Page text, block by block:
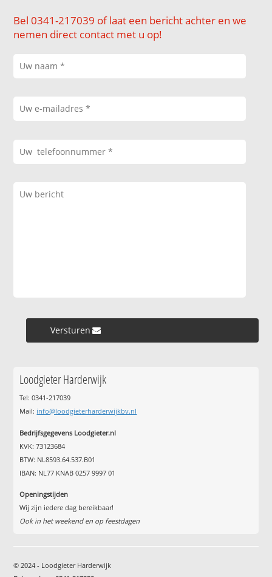
Bel 0341-217039 of laat een bericht achter en we
nemen direct contact met u op!
Versturen »
Loodgieter Harderwijk
Tel: 0341-217039
Mail: info@loodgieterharderwijkbv.nl
Bedrijfsgegevens Loodgieter.nl
KVK: 73123684
BTW: NL8593.64.537.B01
IBAN: NL77 KNAB 0257 9997 01
Openingstijden
Wij zijn iedere dag bereikbaar!
Ook in het weekend en op feestdagen
© 2024 - Loodgieter Harderwijk